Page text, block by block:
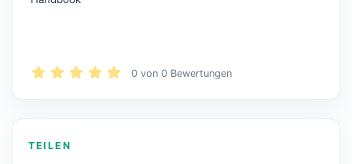
0 von0 Bewertungen
TEILEN